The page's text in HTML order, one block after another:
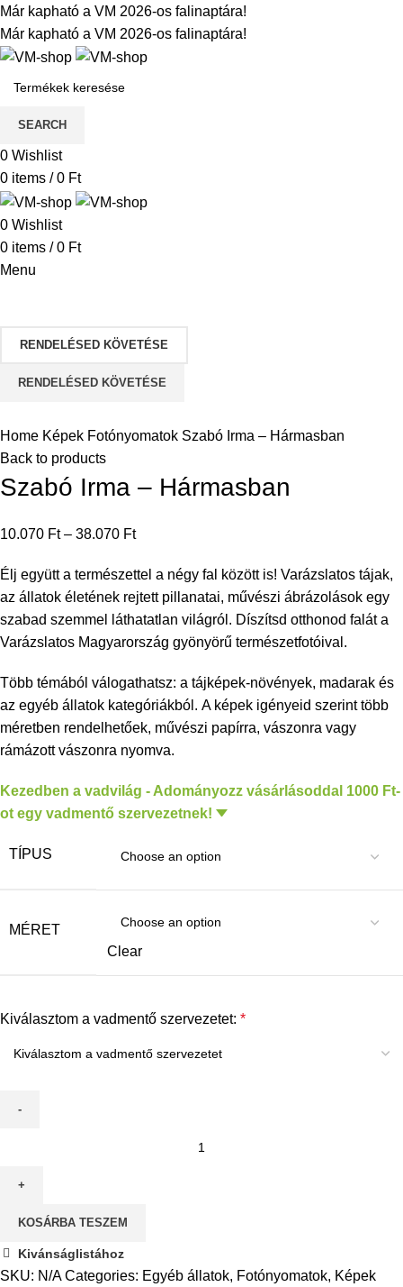
Már kapható a VM 2026-os falinaptára!
Már kapható a VM 2026-os falinaptára!
SEARCH
0 Wishlist
0 items / 0 Ft
0 Wishlist
0 items / 0 Ft
Menu
RENDELÉSED KÖVETÉSE
RENDELÉSED KÖVETÉSE
Home Képek Fotónyomatok Szabó Irma – Hármasban
Back to products
Szabó Irma – Hármasban
10.070 Ft– 38.070 Ft
Élj együtt a természettel a négy fal között is! Varázslatos tájak,
az állatok életének rejtett pillanatai, művészi ábrázolások egy
szabad szemmel láthatatlan világról. Díszítsd otthonod falát a
Varázslatos Magyarország gyönyörű természetfotóival.
Több témából válogathatsz: a tájképek-növények, madarak és
az egyéb állatok kategóriákból. A képek igényeid szerint több
méretben rendelhetőek, művészi papírra, vászonra vagy
rámázott vászonra nyomva.
Kezedben a vadvilág - Adományozz vásárlásoddal 1000 Ft-
ot egy vadmentő szervezetnek!
TÍPUS
MÉRET
Clear
Kiválasztom a vadmentő szervezetet: *
quantity
KOSÁRBA TESZEM
Kivánságlistához
SKU: N/ACategories: Egyéb állatok, Fotónyomatok, Képek